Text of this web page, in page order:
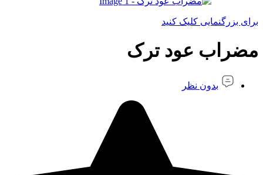
برای بزرگنمایی کلیک کنید
مضراب عود ترک
بدون نظر